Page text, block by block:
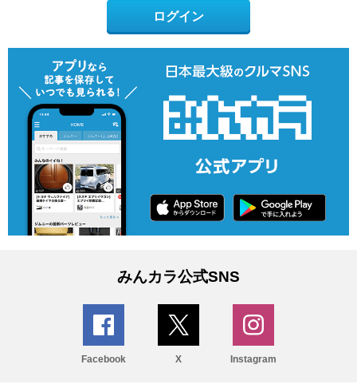
ログイン
みんカラ公式SNS
Facebook X Instagram